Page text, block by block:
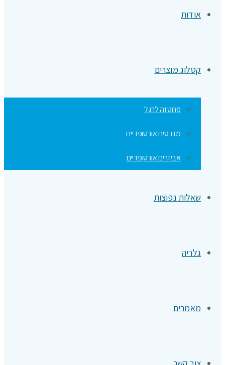
אודות
קטלוג מוצרים
פרוטזה לרגל
מדרסים אורטופדיים
אביזרים אורטופדיים
שאלות נפוצות
גלריה
מאמרים